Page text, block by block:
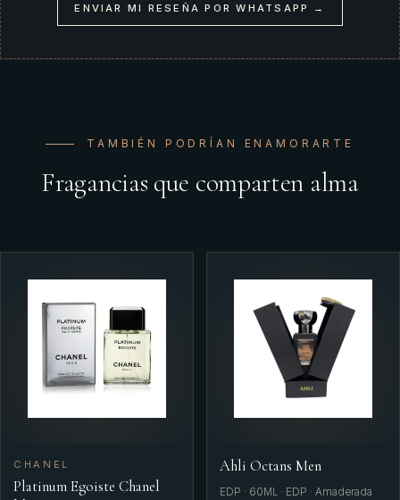
ENVIAR MI RESEÑA POR WHATSAPP →
TAMBIÉN PODRÍAN ENAMORARTE
Fragancias que comparten alma
CHANEL
Platinum Egoiste Chanel
Ahli Octans Men
EDP · 60ML · EDP · Amaderada